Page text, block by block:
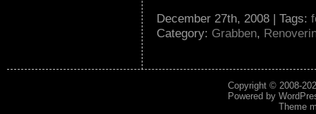
December 27th, 2008 | Tags:
Category: Grabben,
Copyright © 2008-
Powered by
Theme